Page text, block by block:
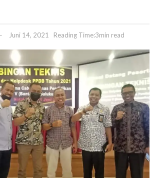
Juni 14, 2021 Reading Time:3min read